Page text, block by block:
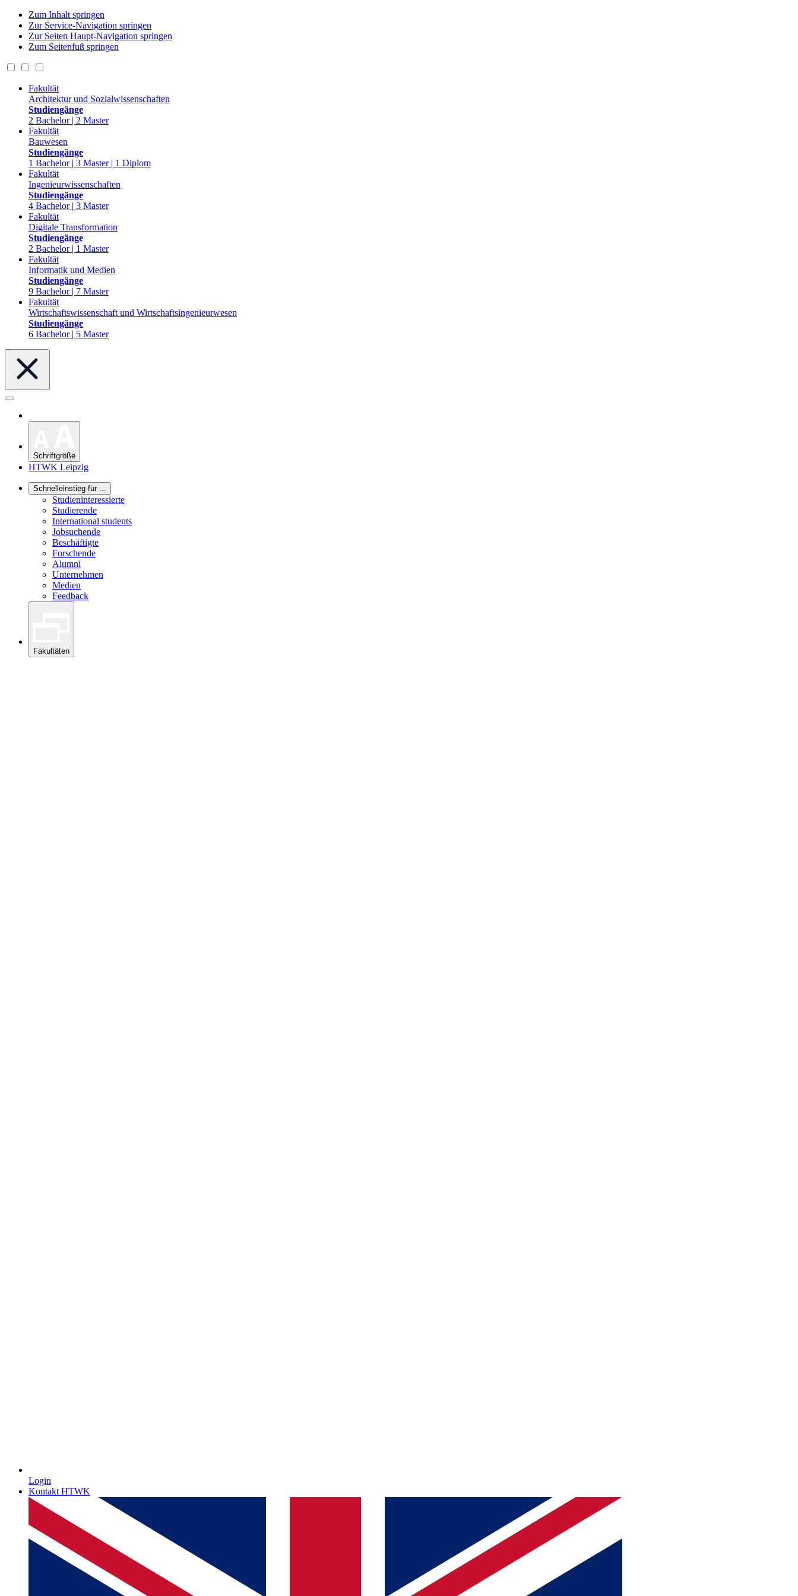
Zum Inhalt springen
Zur Service-Navigation springen
Zur Seiten Haupt-Navigation springen
Zum Seitenfuß springen
Fakultät
Architektur und Sozialwissenschaften
Studiengänge
2 Bachelor | 2 Master
Fakultät
Bauwesen
Studiengänge
1 Bachelor | 3 Master | 1 Diplom
Fakultät
Ingenieurwissenschaften
Studiengänge
4 Bachelor | 3 Master
Fakultät
Digitale Transformation
Studiengänge
2 Bachelor | 1 Master
Fakultät
Informatik und Medien
Studiengänge
9 Bachelor | 7 Master
Fakultät
Wirtschaftswissenschaft und Wirtschaftsingenieurwesen
Studiengänge
6 Bachelor | 5 Master
Schriftgröße
HTWK Leipzig
Schnelleinstieg für ...
Studieninteressierte
Studierende
International students
Jobsuchende
Beschäftigte
Forschende
Alumni
Unternehmen
Medien
Feedback
Fakultäten
Login
Kontakt HTWK